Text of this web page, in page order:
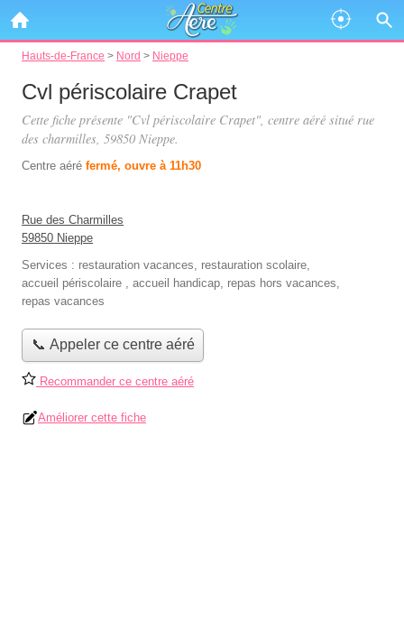
Hauts-de-France > Nord > Nieppe
Cvl périscolaire Crapet
Cette fiche présente "Cvl périscolaire Crapet", centre aéré situé rue
des charmilles, 59850 Nieppe.
Centre aéré fermé, ouvre à 11h30
Rue des Charmilles
59850 Nieppe
Services : restauration vacances, restauration scolaire,
accueil périscolaire , accueil handicap, repas hors vacances,
repas vacances
📞 Appeler ce centre aéré
Recommander ce centre aéré
Améliorer cette fiche